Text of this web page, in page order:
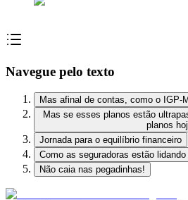
Navegue pelo texto
Mas afinal de contas, como o IGP-
Mas se esses planos estão
planos
Jornada para o equilíbrio financeiro
Como as seguradoras estão
Não caia nas pegadinhas!